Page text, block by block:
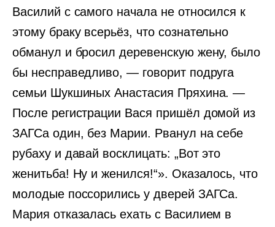
Василий с самого начала не относился к
этому браку всерьёз, что сознательно
обманул и бросил деревенскую жену, было
бы несправедливо, — говорит подруга
семьи Шукшиных Анастасия Пряхина. —
После регистрации Вася пришёл домой из
ЗАГСа один, без Марии. Рванул на себе
рубаху и давай восклицать: „Вот это
женитьба! Ну и женился!“». Оказалось, что
молодые поссорились у дверей ЗАГСа.
Мария отказалась ехать с Василием в